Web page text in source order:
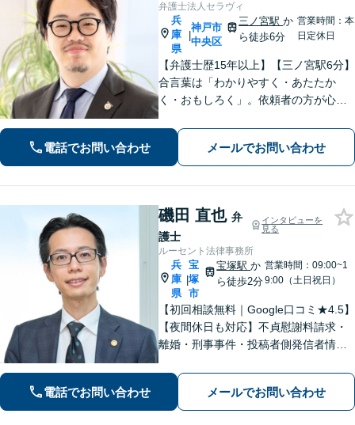
弁護士法人セラヴィ
兵
庫
県
|
神戸市
中央区
三ノ宮駅か
ら徒歩6分
営業時間：本
日定休日
【弁護士歴15年以上】【三ノ宮駅6分】
合言葉は「わかりやすく・あたたか
く・おもしろく」。依頼者の方が心か
広い領域をカバー。【夜間休日/電話相
談可能】【初回面談20分無料】
電話でお問い合わせ メールでお問い合わせ
磯田 直也 弁
護士
インタビューを
見る
ルーセント法律事務所
兵
庫
県
|
宝
塚
市
宝塚駅か
ら徒歩2分
営業時間：09:00~1
9:00（土日祝日）
【初回相談無料｜Google口コミ★4.5】
【夜間休日も対応】不貞慰謝料請求・
離婚・刑事事件・投稿者側発信者情報
メイドのサービスで問題解決や事業の
推進を強力にサポート【宝塚駅徒歩2分
｜電話・WEB面談で全国対応】
電話でお問い合わせ メールでお問い合わせ